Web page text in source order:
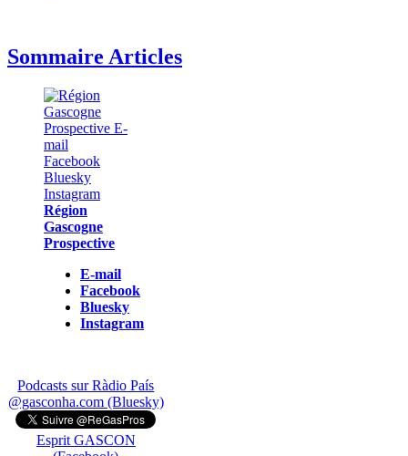
Sommaire Articles
Région
Gascogne
Prospective
E-mail
Facebook
Bluesky
Instagram
Podcasts sur Ràdio País
@gasconha.com (Bluesky)
Esprit GASCON